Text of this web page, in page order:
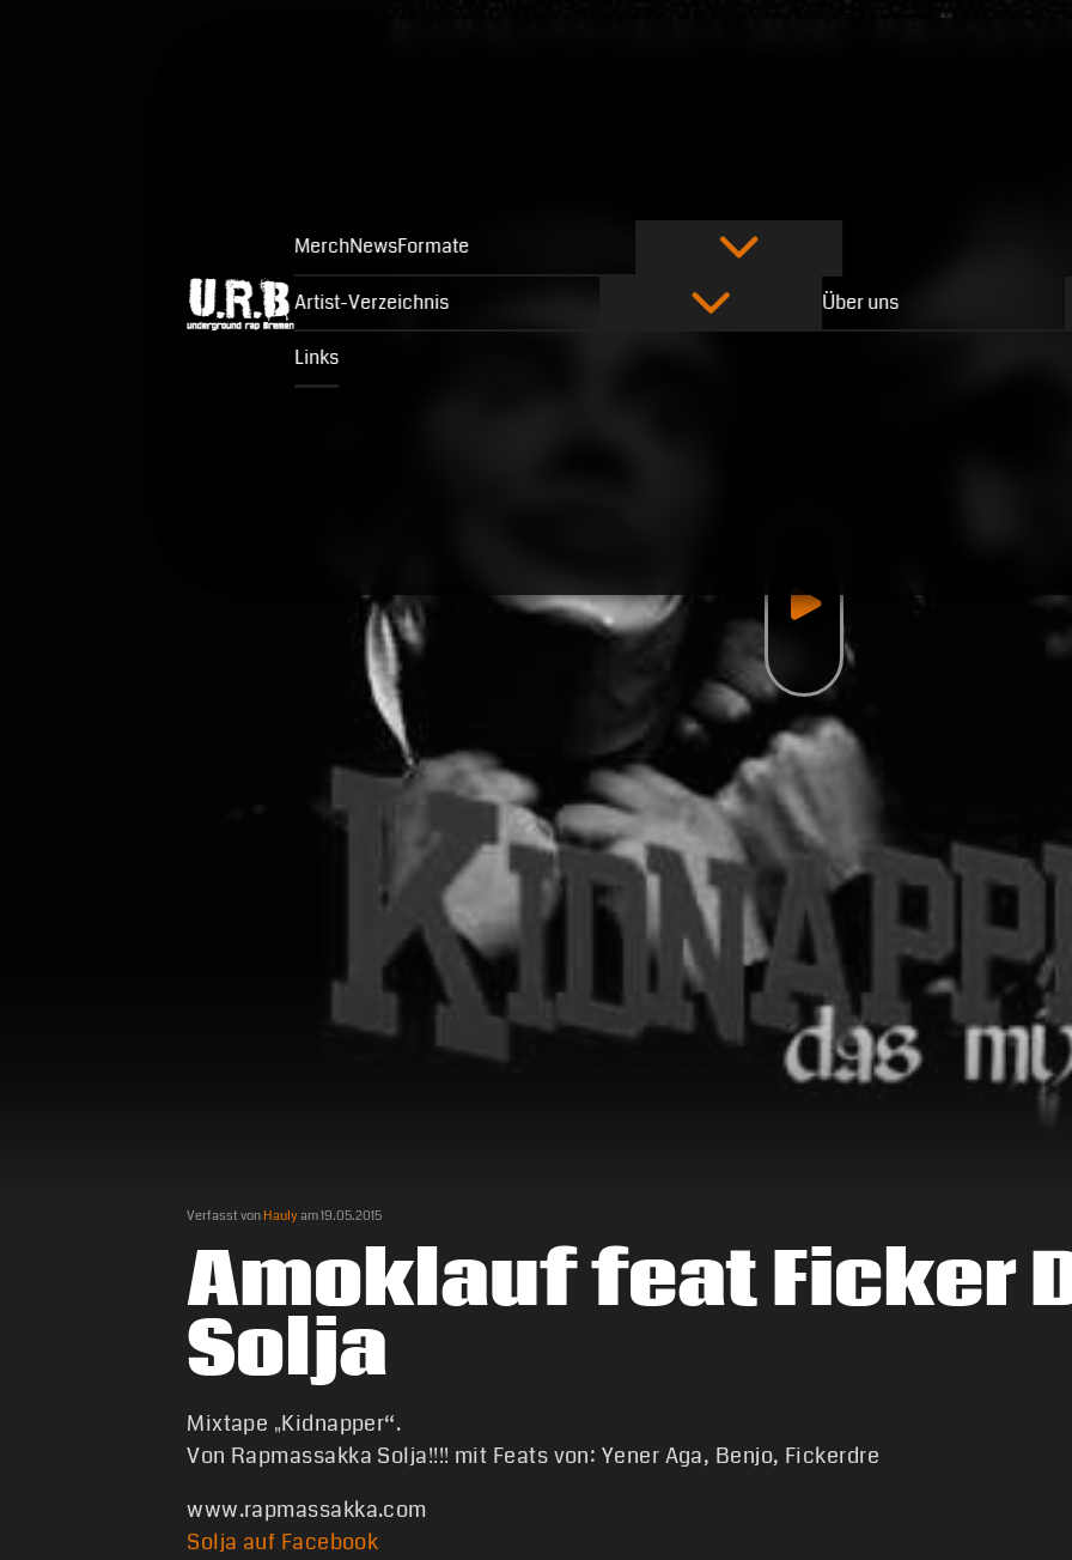
MerchNewsFormate
Artist-Verzeichnis Über uns
Links
Verfasst von Haulyam19.05.2015
Amoklauf feat Ficker
Solja
Mixtape „Kidnapper“.
Von Rapmassakka Solja!!!! mit Feats von: Yener Aga, Benjo, Fickerdre
www.rapmassakka.com
Solja auf Facebook